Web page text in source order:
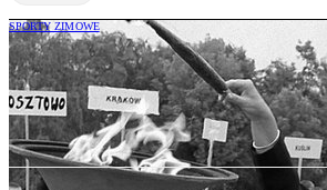
SPORTY ZIMOWE
Nie żyje Erwina Ryś-Ferens